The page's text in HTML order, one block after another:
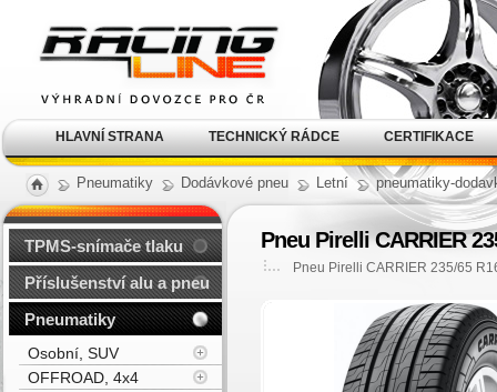
Pneumatiky Dodávkové pneu Letní pneumatiky-
Pneu Pirelli CARRIER
Pneu Pirelli CARRIER 235/65
TPMS-snímače tlaku
Příslušenství alu a pneu
Pneumatiky
Osobní, SUV
OFFROAD, 4x4
kola Racing Line
HLAVNÍ STRANA TECHNICKÝ RÁDCE CERTIFIKACE